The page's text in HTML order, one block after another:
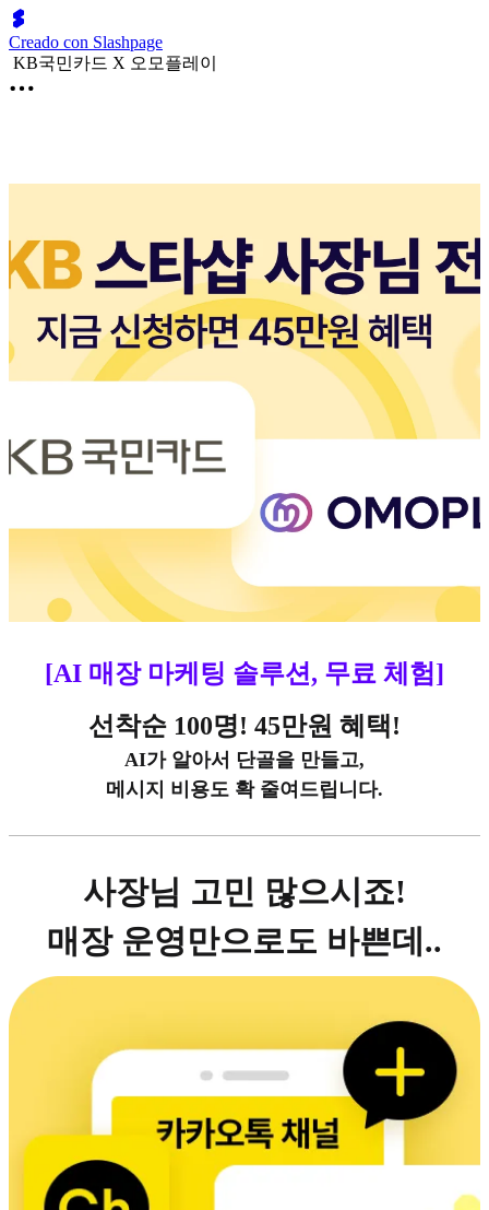
Creado con Slashpage
KB국민카드 X 오모플레이
[AI 매장 마케팅 솔루션, 무료 체험]
선착순 100명! 45만원 혜택!
AI가 알아서 단골을 만들고,
메시지 비용도 확 줄여드립니다.
사장님 고민 많으시죠!
매장 운영만으로도 바쁜데..